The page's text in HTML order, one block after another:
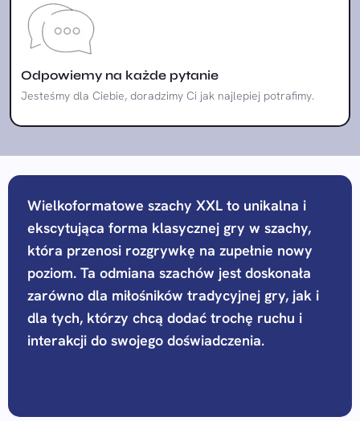
Odpowiemy na każde pytanie
Jesteśmy dla Ciebie, doradzimy Ci jak najlepiej potrafimy.
Wielkoformatowe szachy XXL to unikalna i
ekscytująca forma klasycznej gry w szachy,
która przenosi rozgrywkę na zupełnie nowy
poziom. Ta odmiana szachów jest doskonała
zarówno dla miłośników tradycyjnej gry, jak i
dla tych, którzy chcą dodać trochę ruchu i
interakcji do swojego doświadczenia.